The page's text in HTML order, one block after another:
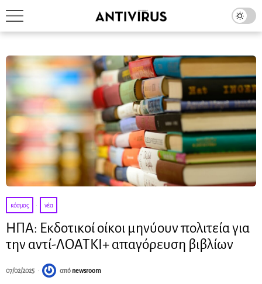
κόσμος · νέα
ΗΠΑ: Εκδοτικοί οίκοι μηνύουν πολιτεία για
την αντί-ΛΟΑΤΚΙ+ απαγόρευση βιβλίων
07/02/2025 από newsroom